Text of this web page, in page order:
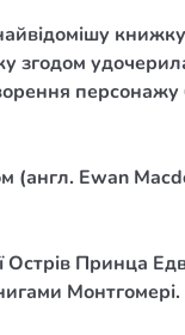
згодом
(англ. Ewan
Острів Принца
Монтгомері.